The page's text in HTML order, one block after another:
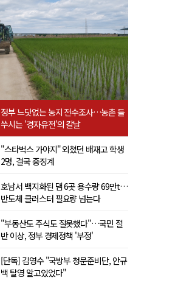
정부 느닷없는 농지 전수조사…농촌 들
쑤시는 '경자유전'의 칼날
"스타벅스 가야지" 외쳤던 배재고 학생
2명, 결국 중징계
호남서 백지화된 댐 6곳 용수량 69만t…
반도체 클러스터 필요량 넘는다
"부동산도 주식도 잘못했다"…국민 절
반 이상, 정부 경제정책 '부정'
[단독] 김영수 "국방부 청문준비단, 안규
백 탈영 알고있었다"